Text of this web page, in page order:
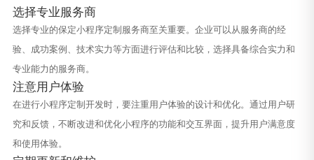
选择专业服务商
选择专业的保定小程序定制服务商至关重要。企业可以从服务商的经
验、成功案例、技术实力等方面进行评估和比较，选择具备综合实力和
专业能力的服务商。
注意用户体验
在进行小程序定制开发时，要注重用户体验的设计和优化。通过用户研
究和反馈，不断改进和优化小程序的功能和交互界面，提升用户满意度
和使用体验。